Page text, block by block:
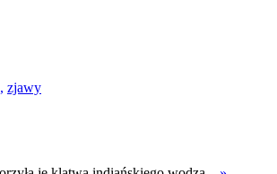
zjawy